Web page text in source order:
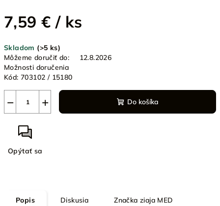
7,59 € / ks
cena:
Skladom (>5 ks)
Môžeme doručiť do:
12.8.2026
Možnosti doručenia
Kód: 703102 / 15180
+
− Do košíka
Opýtať sa
Popis Diskusia Značka ziaja MED